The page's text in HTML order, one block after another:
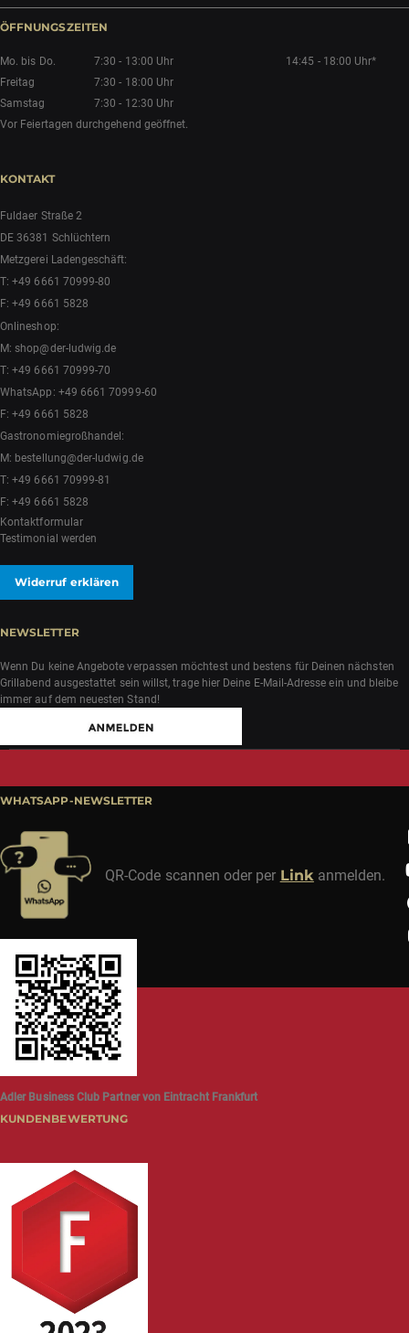
ÖFFNUNGSZEITEN
Mo. bis Do. 7:30 - 13:00 Uhr
14:45 - 18:00 Uhr*
Freitag
7:30 - 18:00 Uhr
Samstag
7:30 - 12:30 Uhr
Vor Feiertagen durchgehend geöffnet.
KONTAKT
Fuldaer Straße 2
DE 36381 Schlüchtern
Metzgerei Ladengeschäft:
T:+49 6661 70999-80
F: +49 6661 5828
Onlineshop:
M:shop@der-ludwig.de
T:+49 6661 70999-70
WhatsApp: +49 6661 70999-60
F: +49 6661 5828
Gastronomiegroßhandel:
M: bestellung@der-ludwig.de
T:+49 6661 70999-81
F: +49 6661 5828
Kontaktformular
Testimonial werden
Widerruf erklären
NEWSLETTER
Wenn Du keine Angebote verpassen möchtest und bestens für Deinen nächsten
Grillabend ausgestattet sein willst, trage hier Deine E-Mail-Adresse ein und bleibe
immer auf dem neuesten Stand!
WHATSAPP-NEWSLETTER
QR-Code scannen oder per Link anmelden.
Adler Business Club Partner von Eintracht Frankfurt
KUNDENBEWERTUNG